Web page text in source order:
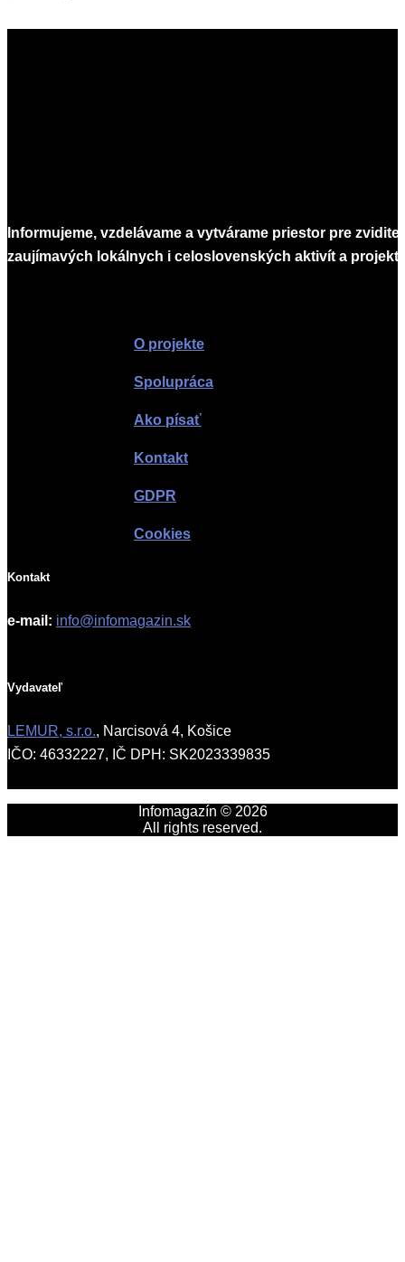
Informujeme, vzdelávame a vytvárame priestor pre
zaujímavých lokálnych i celoslovenských aktivít a
O projekte
Spolupráca
Ako písať
Kontakt
GDPR
Cookies
Kontakt
e-mail: info@infomagazin.sk
Vydavateľ
LEMUR, s.r.o., Narcisová 4, Košice
IČO: 46332227, IČ DPH: SK2023339835
Infomagazín © 2026
All rights reserved.